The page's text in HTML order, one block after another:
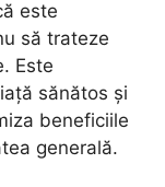
este
să trateze
Este
sănătos și
beneficiile
generală.